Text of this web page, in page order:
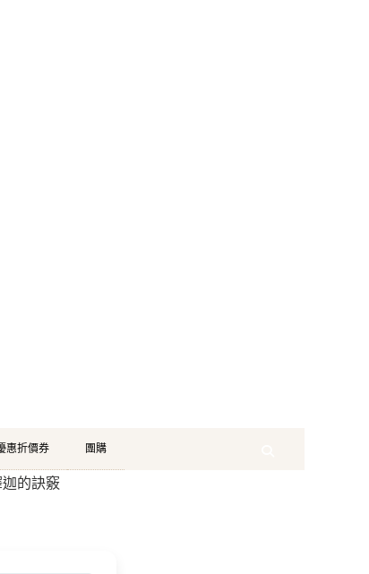
惠折價券 團購
的訣竅